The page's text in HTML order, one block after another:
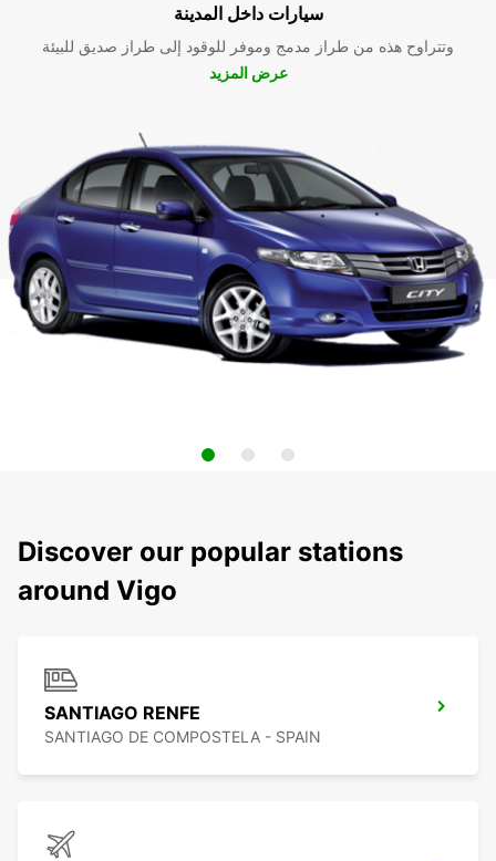
سيارات داخل المدينة
وتتراوح هذه من طراز مدمج وموفر للوقود إلى طراز صديق للبيئة
عرض المزيد
Discover our popular stations
around Vigo
SANTIAGO RENFE
SANTIAGO DE COMPOSTELA - SPAIN